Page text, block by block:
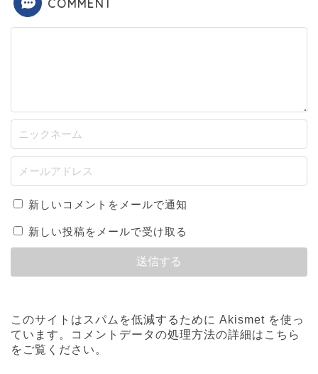
COMMENT
新しいコメントをメールで通知
新しい投稿をメールで受け取る
このサイトはスパムを低減するために Akismet を使っ
ています。
コメントデータの処理方法の詳細はこちら
をご覧ください 。